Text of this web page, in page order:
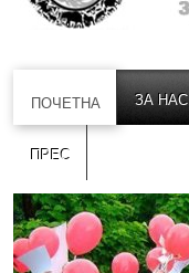
ПОЧЕТНА ЗА НАС
ПРЕС